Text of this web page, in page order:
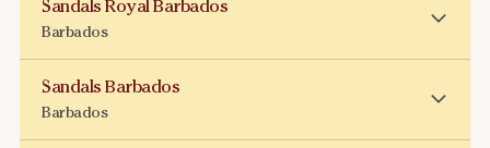
Sandals Royal Barbados
Barbados
Sandals Barbados
Barbados